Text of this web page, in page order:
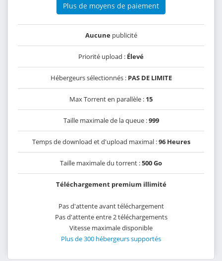
Plus de moyens de paiement
Aucunepublicité
Priorité upload : Élevé
Hébergeurs sélectionnés : PAS DE LIMITE
Max Torrent en parallèle : 15
Taille maximale de la queue :999
Temps de download et d'upload maximal :96 Heures
Taille maximale du torrent :500 Go
Téléchargement premium illimité
Pas d'attente avant téléchargement
Pas d'attente entre 2 téléchargements
Vitesse maximale disponible
Plus de 300 hébergeurs supportés